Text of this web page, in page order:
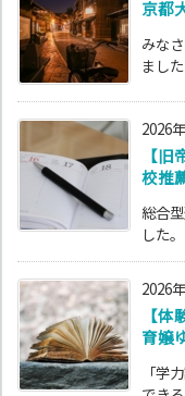
京都
みな
まし
2026
【
校推
総合
した
2026
【
育嬢
「学